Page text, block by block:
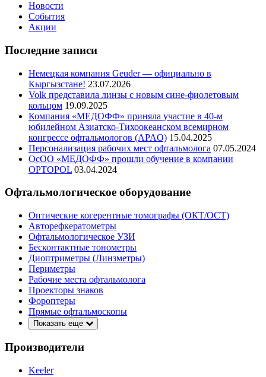
Новости
События
Акции
Последние записи
Немецкая компания Geuder — официально в
Кыргызстане! 23.07.2026
Volk представила линзы с новым сине-фиолетовым
кольцом 19.09.2025
Компания «МЕДОФФ» приняла участие в 40-м
юбилейном Азиатско-Тихоокеанском всемирном
конгрессе офтальмологов (APAO) 15.04.2025
Персонализация рабочих мест офтальмолога 07.05.2024
ОсОО «МЕДОФФ» прошли обучение в компании
OPTOPOL 03.04.2024
Офтальмологическое оборудование
Оптические когерентные томографы (ОКТ/ОСТ)
Авторефкератометры
Офтальмологическое УЗИ
Бесконтактные тонометры
Диоптриметры (Линзметры)
Периметры
Рабочие места офтальмолога
Проекторы знаков
Фороптеры
Прямые офтальмоскопы
Показать еще
Производители
Keeler